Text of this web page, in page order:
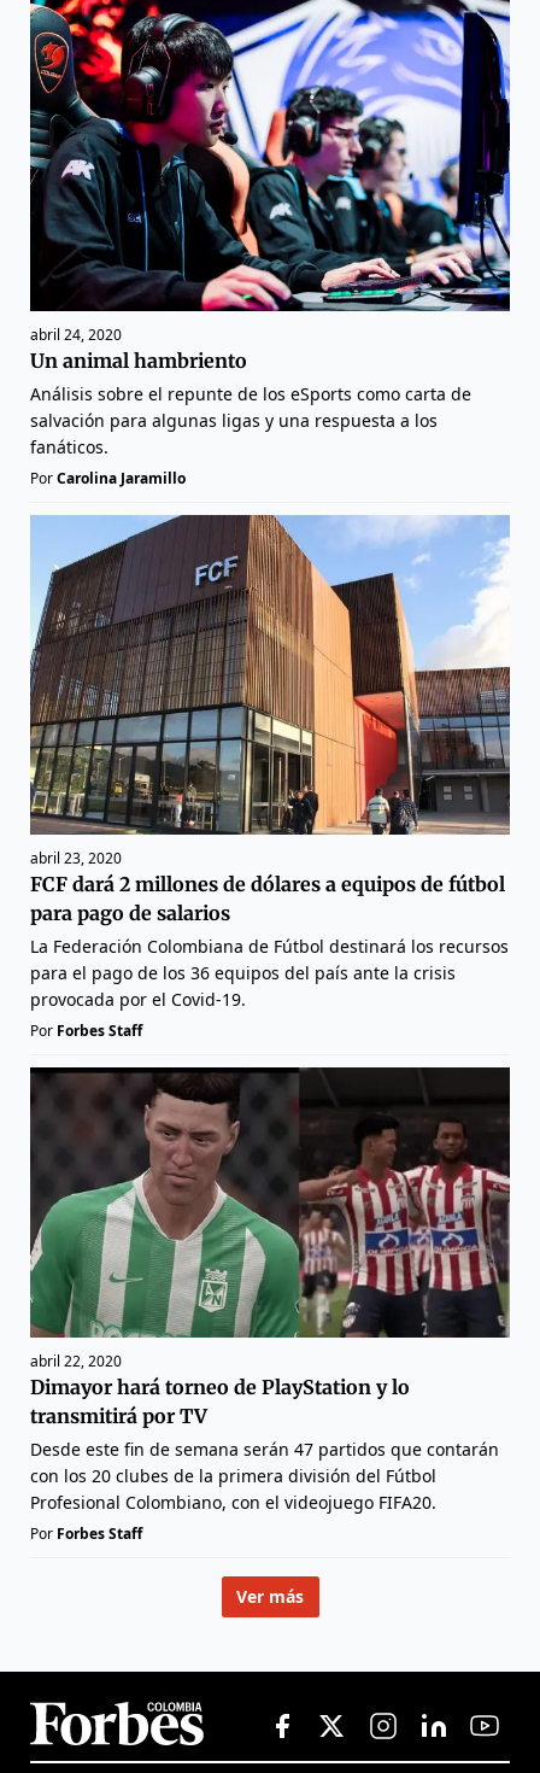
abril 24, 2020
Un animal hambriento
Análisis sobre el repunte de los eSports como carta de
salvación para algunas ligas y una respuesta a los
fanáticos.
PorCarolina Jaramillo
abril 23, 2020
FCF dará 2 millones de dólares a equipos de fútbol
para pago de salarios
La Federación Colombiana de Fútbol destinará los recursos
para el pago de los 36 equipos del país ante la crisis
provocada por el Covid-19.
Por Forbes Staff
abril 22, 2020
Dimayor hará torneo de PlayStation y lo
transmitirá por TV
Desde este fin de semana serán 47 partidos que contarán
con los 20 clubes de la primera división del Fútbol
Profesional Colombiano, con el videojuego FIFA20.
Por Forbes Staff
Ver más